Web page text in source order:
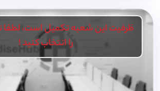
ظرفیت این شعبه تکمیل است، لطفا
را انتخاب کنید !